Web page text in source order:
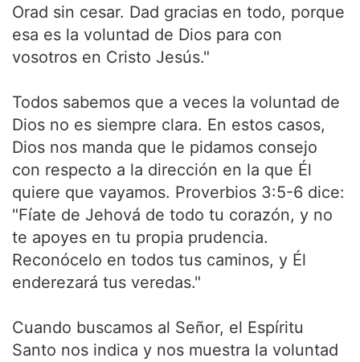
Orad sin cesar. Dad gracias en todo, porque
esa es la voluntad de Dios para con
vosotros en Cristo Jesús."
Todos sabemos que a veces la voluntad de
Dios no es siempre clara. En estos casos,
Dios nos manda que le pidamos consejo
con respecto a la dirección en la que Él
quiere que vayamos. Proverbios 3:5-6 dice:
"Fíate de Jehová de todo tu corazón, y no
te apoyes en tu propia prudencia.
Reconócelo en todos tus caminos, y Él
enderezará tus veredas."
Cuando buscamos al Señor, el Espíritu
Santo nos indica y nos muestra la voluntad